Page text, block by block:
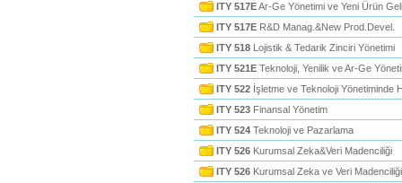
ITY 517EAr-Ge Yönetimi ve Yeni Ürün
ITY 517E R&D Manag.&New Prod.Devel.
ITY 518 Lojistik & Tedarik Zinciri Yönetimi
ITY 521E Teknoloji, Yenilik ve Ar-Ge
ITY 522 İşletme ve Teknoloji Yönetiminde
ITY 523 Finansal Yönetim
ITY 524 Teknoloji ve Pazarlama
ITY 526 Kurumsal Zeka&Veri Madenciliği
ITY 526 Kurumsal Zeka ve Veri Madenciliği